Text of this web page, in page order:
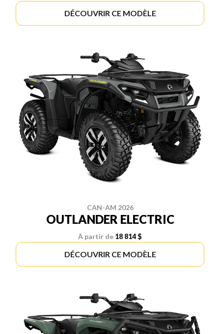
DÉCOUVRIR CE MODÈLE
CAN-AM 2026
OUTLANDER ELECTRIC
À partir de 18 814 $
DÉCOUVRIR CE MODÈLE